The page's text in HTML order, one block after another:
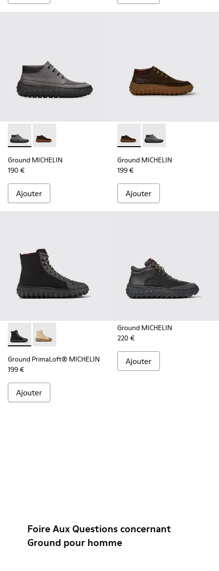
Ground MICHELIN - K300332-002 - Multicolor
Ground MICHELIN - K300332-004 - Chaussures en
Ground MICHELIN
190 €
Ajouter
Ground MICHELIN -
Ground MICHELIN -
Ground MICHELIN
199 €
Ajouter
Ground PrimaLoft® MICHELIN - K300405-011 - Bottines
Ground PrimaLoft® MICHELIN - K300405-010 -
Ground PrimaLoft® MICHELIN
199 €
Ajouter
Ground MICHELIN
220 €
Ajouter
Foire Aux Questions concernant
Ground pour homme